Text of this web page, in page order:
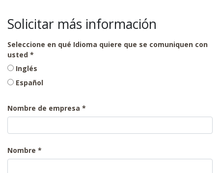
Solicitar más información
Seleccione en qué Idioma quiere que se comuniquen con
usted
Inglés
Español
Nombre de empresa
Nombre